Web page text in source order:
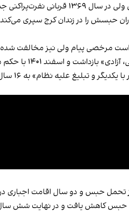
شد و به قتل رسید.
حبسش را در زندان کرج سپری
مرخصی پیام ولی نیز مخالفت
این شهروند بهائی
علیه نظام» به ۱۶ سال حبس محکوم شد.
حبس و دو سال اقامت اجباری در